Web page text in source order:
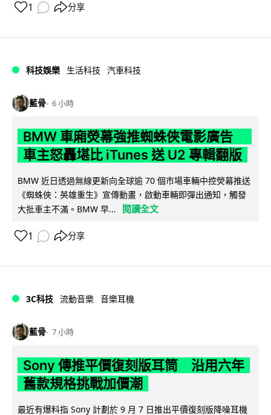
1 分享
科技娛樂 生活科技 汽車科技
藍骨 6 小時
BMW 車廂熒幕強推蜘蛛俠電影廣告
車主怒轟堪比 iTunes 送 U2 專輯翻版
BMW 近日透過無線更新向全球逾 70 個市場車輛中控熒幕推送
《蜘蛛俠：英雄重生》宣傳動畫，啟動車輛即彈出通知，觸發
大批車主不滿。BMW 早...
閱讀全文
1 分享
3C科技 流動音樂 音樂耳機
藍骨 7 小時
Sony 傳推平價復刻版耳筒 沿用六年
舊款規格挑戰加價潮
最近有爆料指 Sony 計劃於 9 月 7 日推出平價復刻版降噪耳機